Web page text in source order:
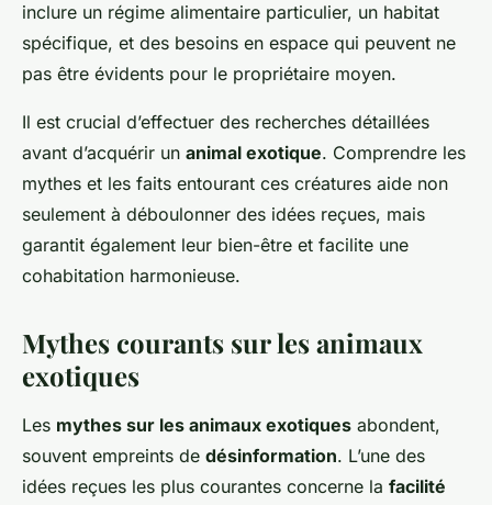
inclure un régime alimentaire particulier, un habitat
spécifique, et des besoins en espace qui peuvent ne
pas être évidents pour le propriétaire moyen.
Il est crucial d’effectuer des recherches détaillées
avant d’acquérir un animal exotique. Comprendre les
mythes et les faits entourant ces créatures aide non
seulement à déboulonner des idées reçues, mais
garantit également leur bien-être et facilite une
cohabitation harmonieuse.
Mythes courants sur les animaux
exotiques
Les mythes sur les animaux exotiques abondent,
souvent empreints de désinformation. L’une des
idées reçues les plus courantes concerne la facilité